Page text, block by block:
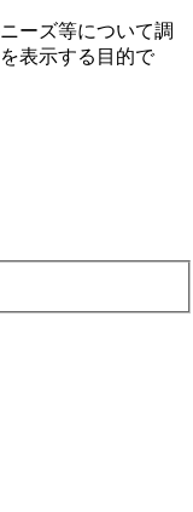
ーズ等について調
表⽰する⽬的で